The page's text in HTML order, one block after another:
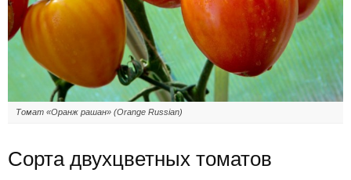
Томат «Оранж рашан» (Orange Russian)
Сорта двухцветных томатов